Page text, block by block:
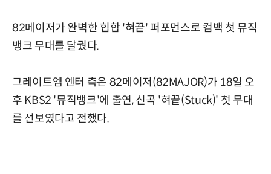
82메이저가 완벽한 힙합 '혀끝' 퍼포먼스로 컴백 첫 뮤직
뱅크 무대를 달궜다.
그레이트엠 엔터 측은 82메이저(82MAJOR)가 18일 오
후 KBS2 '뮤직뱅크'에 출연, 신곡 '혀끝(Stuck)' 첫 무대
를 선보였다고 전했다.